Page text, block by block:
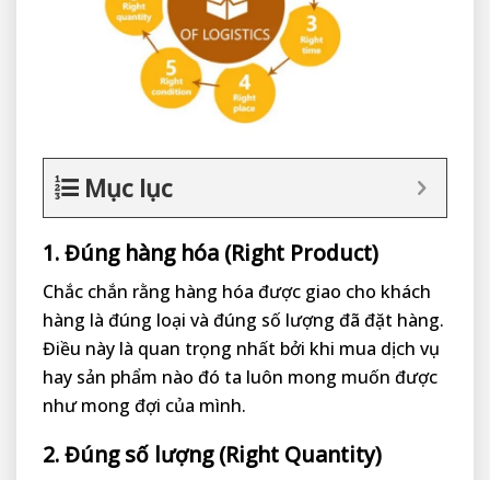
Mục lục
1. Đúng hàng hóa (Right Product)
Chắc chắn rằng hàng hóa được giao cho khách
hàng là đúng loại và đúng số lượng đã đặt hàng.
Điều này là quan trọng nhất bởi khi mua dịch vụ
hay sản phẩm nào đó ta luôn mong muốn được
như mong đợi của mình.
2. Đúng số lượng (Right Quantity)